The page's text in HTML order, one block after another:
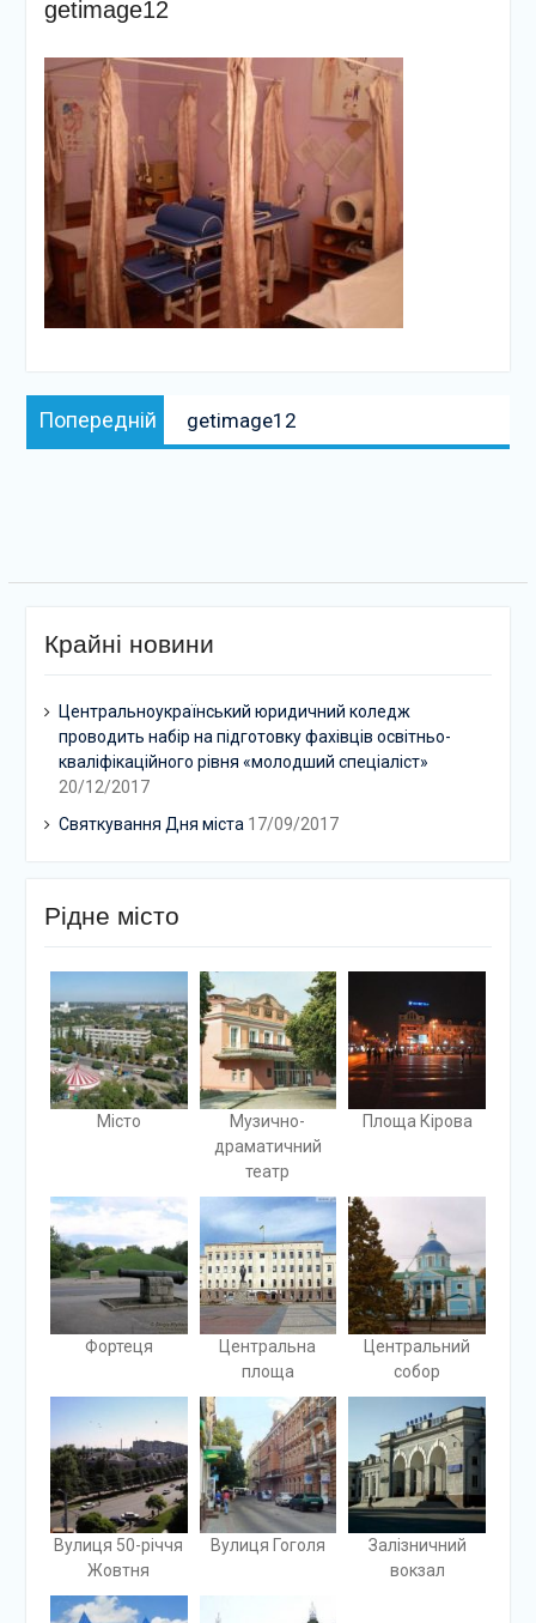
getimage12
Навігація
записів
Попередній
запис:
getimage12
Крайні новини
Центральноукраїнський юридичний коледж
проводить набір на підготовку фахівців освітньо-
кваліфікаційного рівня «молодший спеціаліст»
20/12/2017
Святкування Дня міста 17/09/2017
Рідне місто
Місто
Музично-
драматичний
театр
Площа Кірова
Фортеця
Центральна
площа
Центральний
собор
Вулиця 50-річчя
Жовтня
Вулиця Гоголя
Залізничний
вокзал